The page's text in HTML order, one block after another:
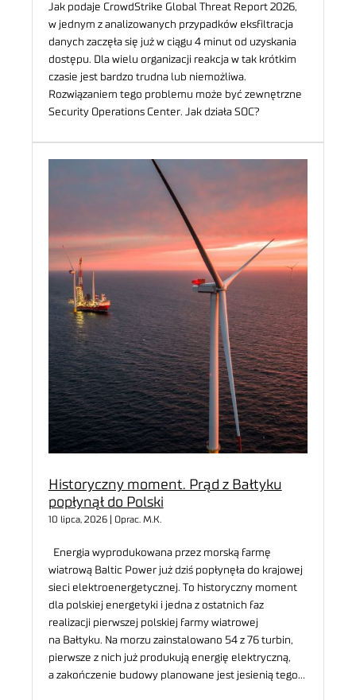
Jak podaje CrowdStrike Global Threat Report 2026,
w jednym z analizowanych przypadków eksfiltracja
danych zaczęła się już w ciągu 4 minut od uzyskania
dostępu. Dla wielu organizacji reakcja w tak krótkim
czasie jest bardzo trudna lub niemożliwa.
Rozwiązaniem tego problemu może być zewnętrzne
Security Operations Center. Jak działa SOC?
Historyczny moment. Prąd z Bałtyku
popłynął do Polski
10 lipca, 2026 | Oprac. M.K.
Energia wyprodukowana przez morską farmę
wiatrową Baltic Power już dziś popłynęła do krajowej
sieci elektroenergetycznej. To historyczny moment
dla polskiej energetyki i jedna z ostatnich faz
realizacji pierwszej polskiej farmy wiatrowej
na Bałtyku. Na morzu zainstalowano 54 z 76 turbin,
pierwsze z nich już produkują energię elektryczną,
a zakończenie budowy planowane jest jesienią tego…